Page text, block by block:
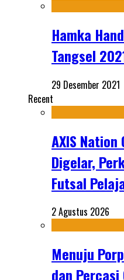
Hamka
Tangsel
29 Desember 2021
Recent
AXIS
Digelar,
Futsal
2 Agustus 2026
Menuju
dan